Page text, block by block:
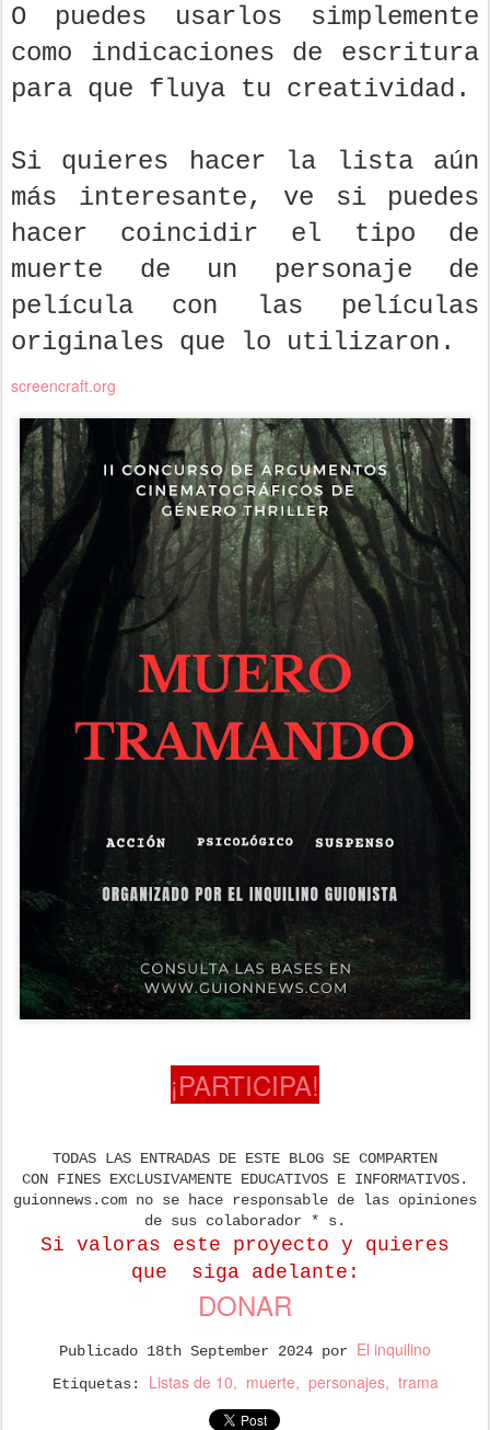
O puedes usarlos simplemente
como indicaciones de escritura
para que fluya tu creatividad.
Si quieres hacer la lista aún
más interesante, ve si puedes
hacer coincidir el tipo de
muerte de un personaje de
película con las películas
originales que lo utilizaron.
screencraft.org
¡PARTICIPA!
TODAS LAS ENTRADAS DE ESTE BLOG SE COMPARTEN
CON FINES EXCLUSIVAMENTE EDUCATIVOS E INFORMATIVOS.
guionnews.com no se hace responsable de las opiniones
de sus colaborador * s.
Si valoras este proyecto y quieres
que siga adelante:
DONAR
Publicado 18th September 2024 por El inquilino
Etiquetas: Listas de 10 muerte personajes trama